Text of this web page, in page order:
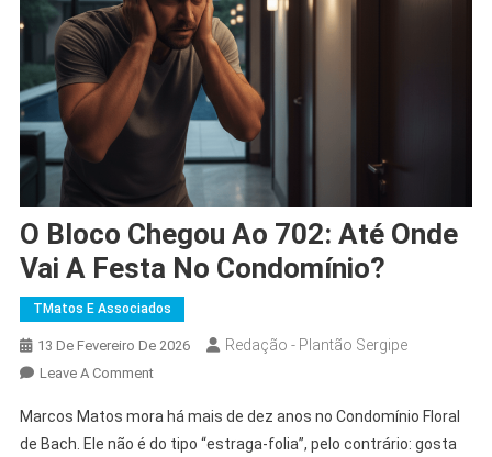
O Bloco Chegou Ao 702: Até Onde
Vai A Festa No Condomínio?
TMatos E Associados
13 De Fevereiro De 2026 Redação - Plantão Sergipe
Leave A CommentOn
Bloco
Chegou
Marcos Matos mora há mais de dez anos no Condomínio Floral
de Bach. Ele não é do tipo “estraga-folia”, pelo contrário: gosta